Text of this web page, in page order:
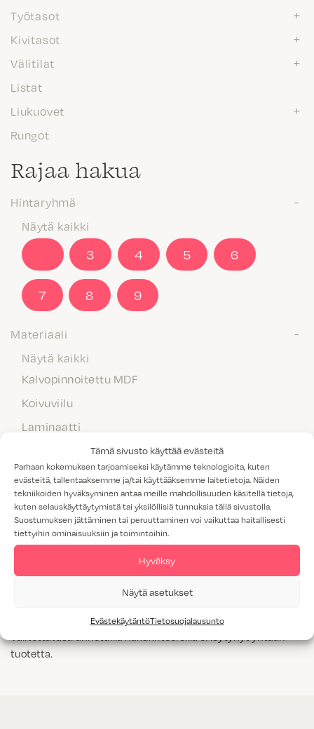
Tämä sivusto käyttää evästeitä
Parhaan kokemuksen tarjoamiseksi käytämme teknologioita, kuten
evästeitä, tallentaaksemme ja/tai käyttääksemme laitetietoja. Näiden
tekniikoiden hyväksyminen antaa meille mahdollisuuden käsitellä tietoja,
kuten selauskäyttäytymistä tai yksilöllisiä tunnuksia tällä sivustolla.
Suostumuksen jättäminen tai peruuttaminen voi vaikuttaa haitallisesti
tiettyihin ominaisuuksiin ja toimintoihin.
Hyväksy
Näytä asetukset
EvästekäytäntöTietosuojalausunto
Työtasot
Kivitasot
Välitilat
Listat
Liukuovet
Rungot
Rajaa hakua
Hintaryhmä
Näytä kaikki
3 4 5 6
7 8 9
Materiaali
Näytä kaikki
Kalvopinnoitettu MDF
Koivuviilu
Laminaatti
Maalattu MDF
Massiivipuu
Melamiini
Tammiviilu
M1-luokitus
tuotetta.